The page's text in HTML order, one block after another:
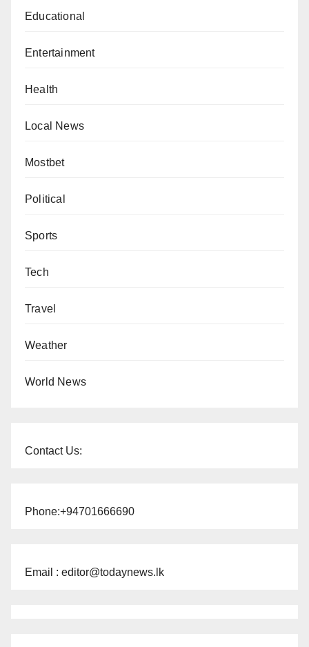
Educational
Entertainment
Health
Local News
Mostbet
Political
Sports
Tech
Travel
Weather
World News
Contact Us:
Phone:+94701666690
Email : editor@todaynews.lk